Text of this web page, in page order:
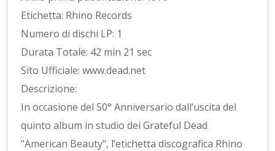
Etichetta: Rhino Records
Numero di dischi LP: 1
Durata Totale: 42 min 21 sec
Sito Ufficiale: www.dead.net
Descrizione:
In occasione del 50° Anniversario dall’uscita del
quinto album in studio dei Grateful Dead
"American Beauty", l’etichetta discografica Rhino